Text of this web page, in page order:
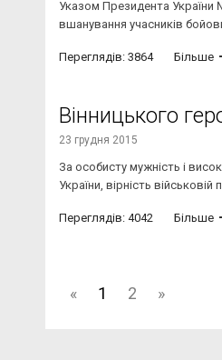
Указом Президента України
вшанування учасників
Переглядів: 3864 Більше
Вінницького
23 грудня 2015
За особисту мужність і
України, вірність військовій
Переглядів: 4042 Більше
« 1 2 »